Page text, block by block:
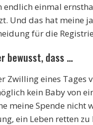
endlich einmal
Und das hat meine
für die
bewusst, dass …
Zwilling eines Tages
kein Baby von
meine Spende nicht
ein Leben retten